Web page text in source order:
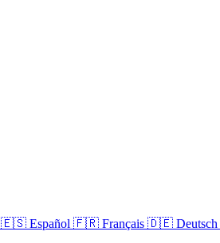
🇪🇸 Español 🇫🇷 Français 🇩🇪 Deutsch